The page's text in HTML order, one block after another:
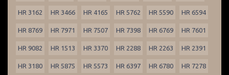
HR 3162 HR 3466 HR 4165 HR 5762 HR 5590 HR 6594
HR 8769 HR 7971 HR 7507 HR 7398 HR 6769 HR 7601
HR 9082 HR 1513 HR 3370 HR 2288 HR 2263 HR 2391
HR 3180 HR 5875 HR 5573 HR 6397 HR 6780 HR 7278